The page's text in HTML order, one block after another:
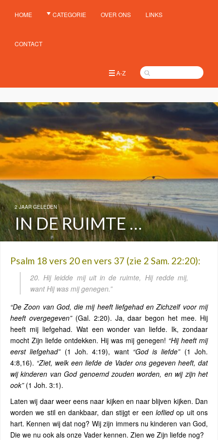
HOME CATEGORIE OVER ONS LINKS
CONTACT
A-Z
2 JAAR GELEDEN
IN DE RUIMTE …
Psalm 18 vers 20 en vers 37 (zie 2 Sam. 22:20):
20. Hij leidde mij uit in deruimte, Hij redde mij,
want Hij was mij genegen.”
“De Zoon van God, die mij heeft liefgehad en Zichzelf voor mij
heeft overgegeven”(Gal. 2:20). Ja, daar begon het mee. Hij
heeft mij liefgehad. Wat een wonder van liefde. Ik, zondaar
mocht Zijn liefde ontdekken. Hij was mij genegen! “Hij heeft mij
eerst liefgehad”(1 Joh. 4:19), want “God is liefde”(1 Joh.
4:8,16). “Ziet, welk een liefde de Vader ons gegeven heeft, dat
wij kinderen van God genoemd zouden worden, en wij zijn het
ook”(1 Joh. 3:1).
Laten wij daar weer eens naar kijken en naar blijven kijken. Dan
worden we stil en dankbaar, dan stijgt er een lofliedop uit ons
hart. Kennen wij dat nog? Wij zijn immers nu kinderen van God,
Die we nu ook als onze Vader kennen. Zien we Zijn liefde nog?